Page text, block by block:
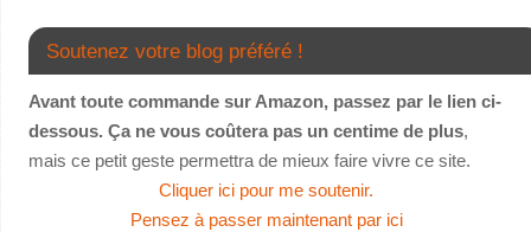
Soutenez votre blog préféré !
Avant toute commande sur Amazon, passez par le lien ci-
dessous. Ça ne vous coûtera pas un centime de plus,
mais ce petit geste permettra de mieux faire vivre ce site.
Cliquer ici pour me soutenir.
Pensez à passer maintenant par ici